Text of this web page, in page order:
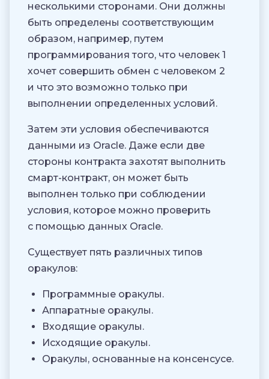
несколькими сторонами. Они должны
быть определены соответствующим
образом, например, путем
программирования того, что человек 1
хочет совершить обмен с человеком 2
и что это возможно только при
выполнении определенных условий.
Затем эти условия обеспечиваются
данными из Oracle. Даже если две
стороны контракта захотят выполнить
смарт-контракт, он может быть
выполнен только при соблюдении
условия, которое можно проверить
с помощью данных Oracle.
Существует пять различных типов
оракулов:
Программные оракулы.
Аппаратные оракулы.
Входящие оракулы.
Исходящие оракулы.
Оракулы, основанные на консенсусе.